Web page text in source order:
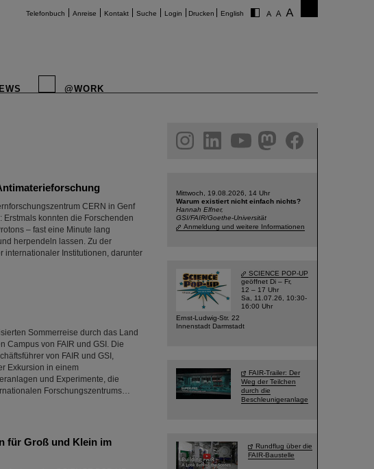
Telefonbuch Anreise Kontakt Suche Login Drucken English
@WORK
CERN in Genf
konnten die Forschenden
– fast eine Minute lang
herpendeln lassen. Zu der
internationaler Institutionen, darunter
Sommerreise durch das Land
Campus von FAIR und GSI. Die
von FAIR und GSI,
Exkursion in einem
und Experimente, die
Forschungszentrums…
für Groß und Klein im
facebook
Mittwoch, 19.08.2026, 14 Uhr
Warum existiert nicht einfach nichts?
Hannah Elfner,
GSI/FAIR/Goethe-Universität
Anmeldung und weitere Informationen
SCIENCE POP-UP
geöffnet Di – Fr,
12 – 17 Uhr
Sa, 11.07.26, 10:30-
16:00 Uhr
Ernst-Ludwig-Str. 22
Innenstadt Darmstadt
FAIR-Trailer: Der
Weg der Teilchen
durch die
Beschleunigeranlage
Rundflug über die
FAIR-Baustelle